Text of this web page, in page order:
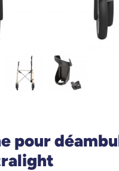
pour